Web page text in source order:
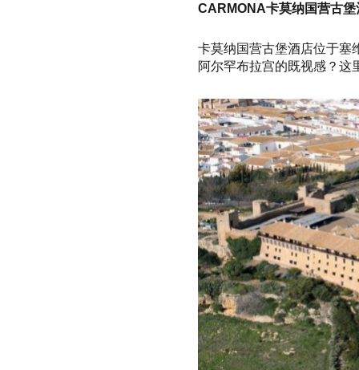
CARMONA卡莫纳国营古堡
卡莫纳国营古堡酒店位于塞
阿尔罕布拉宫的既视感？这